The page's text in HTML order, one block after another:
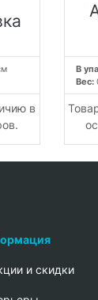
в
В
Вес:
и скидки